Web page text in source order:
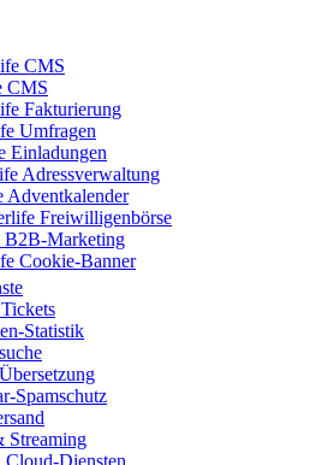
CMS
CMS
Fakturierung
Umfragen
Einladungen
Adressverwaltung
Adventkalender
Freiwilligenbörse
B2B-Marketing
Cookie-Banner
Statistik
Spamschutz
Streaming